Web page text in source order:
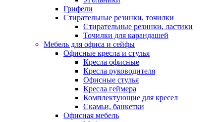
Грифели
Стирательные резинки, точилки
Стирательные резинки, ластики
Точилки для карандашей
Мебель для офиса и сейфы
Офисные кресла и стулья
Кресла офисные
Кресла руководителя
Офисные стулья
Кресла геймера
Комплектующие для кресел
Скамьи, банкетки
Офисная мебель